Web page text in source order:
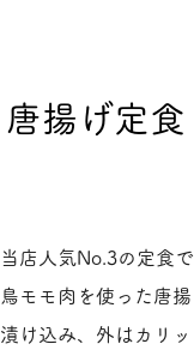
唐揚げ定食
当店人気No.3の定食で
鳥モモ肉を使った唐揚
漬け込み、外はカリ